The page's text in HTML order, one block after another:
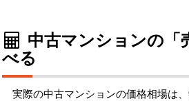
中古マンションの「
べる
実際の中古マンションの価格相場は